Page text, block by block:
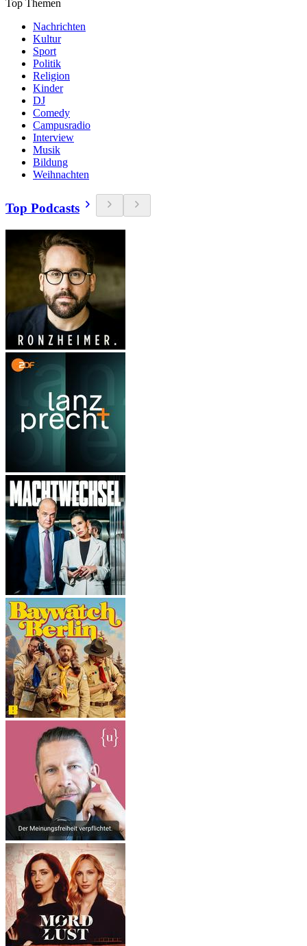
Top Themen
Nachrichten
Kultur
Sport
Politik
Religion
Kinder
DJ
Comedy
Campusradio
Interview
Musik
Bildung
Weihnachten
Top Podcasts